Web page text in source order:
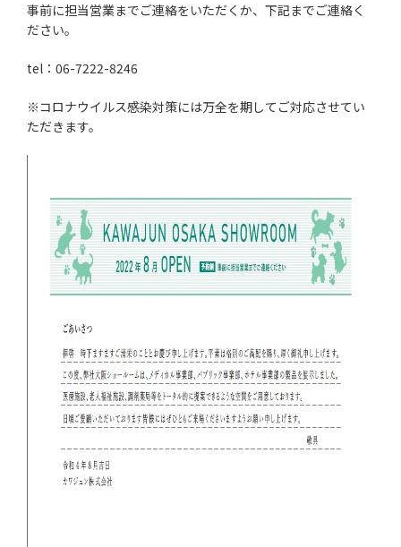
事前に担当営業までご連絡をいただくか、下記までご連絡く
ださい。
tel：06-7222-8246
※コロナウイルス感染対策には万全を期してご対応させてい
ただきます。